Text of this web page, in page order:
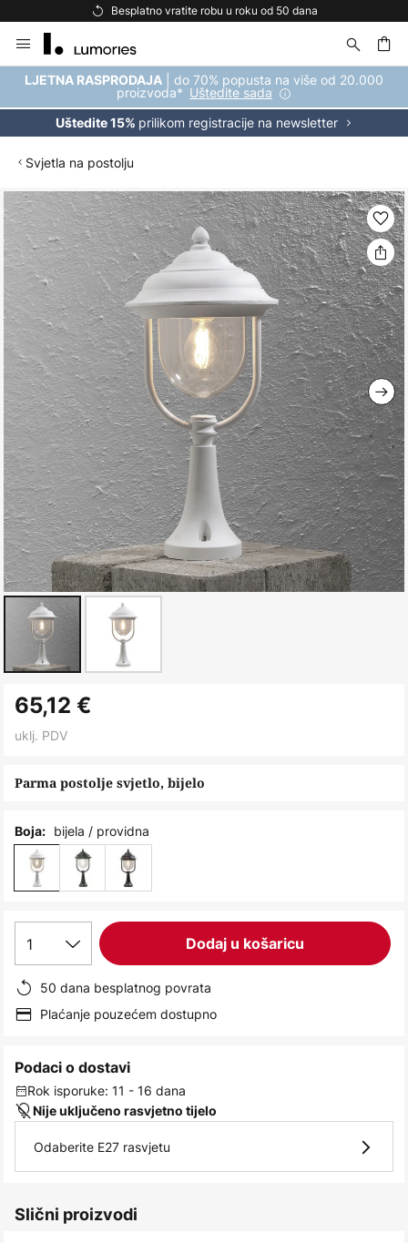
Besplatno vratite robu u roku od 50 dana
to
Content
LJETNA RASPRODAJA | do 70% popusta na više od 20.000
proizvoda* Uštedite sada
Uštedite 15% prilikom registracije na newsletter
Svjetla na postolju
Skip
to
the
end
of
the
images
gallery
to
the
of
images
gallery
Parma postolje svjetlo, bijelo
65,12 €
uklj. PDV
Boja: bijela / providna
1 Dodaj u košaricu
50 dana besplatnog povrata
Plaćanje pouzećem dostupno
Podaci o dostavi
Rok isporuke: 11 - 16 dana
Nije uključeno rasvjetno tijelo
Odaberite E27 rasvjetu
Slični proizvodi